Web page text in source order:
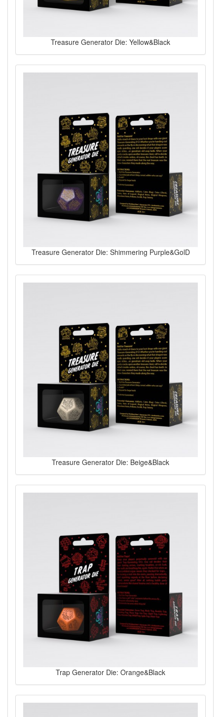
Treasure Generator Die: Yellow&Black
Treasure Generator Die: Shimmering Purple&GolD
Treasure Generator Die: Beige&Black
Trap Generator Die: Orange&Black